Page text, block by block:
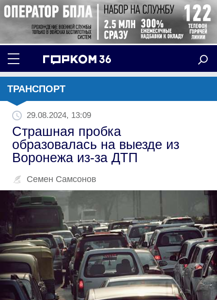
ТРАНСПОРТ
29.08.2024, 13:09
Страшная пробка
образовалась на выезде из
Воронежа из-за ДТП
Семен Самсонов